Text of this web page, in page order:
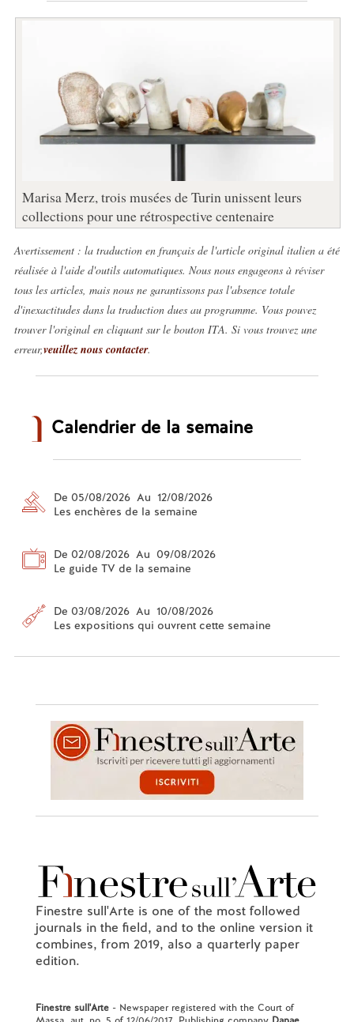
Marisa Merz, trois musées de Turin unissent leurs
collections pour une rétrospective centenaire
Avertissement : la traduction en français de l'article original italien a été
réalisée à l'aide d'outils automatiques. Nous nous engageons à réviser
tous les articles, mais nous ne garantissons pas l'absence totale
d'inexactitudes dans la traduction dues au programme. Vous pouvez
trouver l'original en cliquant sur le bouton ITA. Si vous trouvez une
erreur,veuillez nous contacter.
Calendrier de la semaine
De 05/08/2026 Au 12/08/2026
Les enchères de la semaine
De 02/08/2026 Au 09/08/2026
Le guide TV de la semaine
De 03/08/2026 Au 10/08/2026
Les expositions qui ouvrent cette semaine
Finestre sull'Arte is one of the most followed
journals in the field, and to the online version it
combines, from 2019, also a quarterly paper
edition.
Finestre sull'Arte- Newspaper registered with the Court of